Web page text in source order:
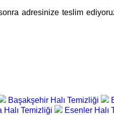
adresinize teslim
Başakşehir Halı Temizliği
Halı Temizliği Esenler Halı